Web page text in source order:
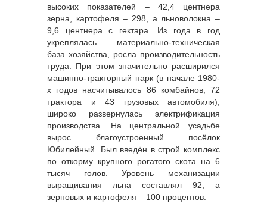
высоких показателей – 42,4 центнера
зерна, картофеля – 298, а льноволокна –
9,6 центнера с гектара. Из года в год
укреплялась материально-техническая
база хозяйства, росла производительность
труда. При этом значительно расширился
машинно-тракторный парк (в начале 1980-
х годов насчитывалось 86 комбайнов, 72
трактора и 43 грузовых автомобиля),
широко развернулась электрификация
производства. На центральной усадьбе
вырос благоустроенный посёлок
Юбилейный. Был введён в строй комплекс
по откорму крупного рогатого скота на 6
тысяч голов. Уровень механизации
выращивания льна составлял 92, а
зерновых и картофеля – 100 процентов.